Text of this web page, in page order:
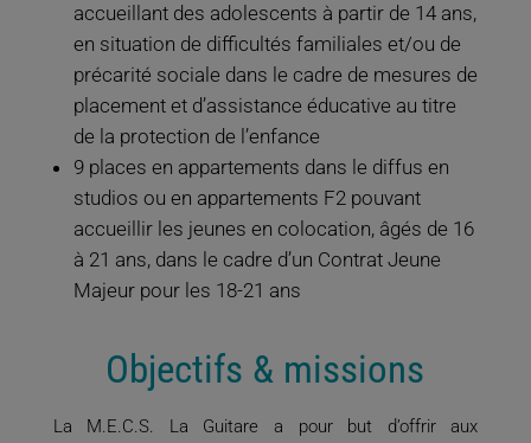
accueillant des adolescents à partir de 14 ans,
en situation de difficultés familiales et/ou de
précarité sociale dans le cadre de mesures de
placement et d’assistance éducative au titre
de la protection de l’enfance
9 places en appartements dans le diffus en
studios ou en appartements F2 pouvant
accueillir les jeunes en colocation, âgés de 16
à 21 ans, dans le cadre d’un Contrat Jeune
Majeur pour les 18-21 ans
Objectifs & missions
La M.E.C.S. La Guitare a pour but d’offrir aux